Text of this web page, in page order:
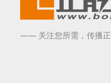
—— 关注您所需，传播正